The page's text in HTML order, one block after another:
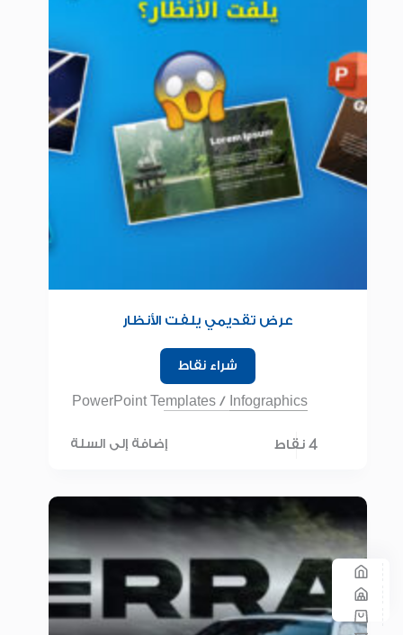
عرض تقديمي يلفت الأنظار
شراء نقاط
PowerPoint Templates/ Infographics
4 نقاط إضافة إلى السلة